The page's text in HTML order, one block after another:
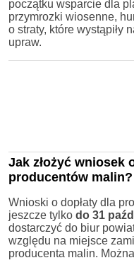
początku wsparcie dla
przymrozki wiosenne,
o straty, które wystąpiły
upraw.
Jak złożyć wniosek
producentów malin?
Wnioski o dopłaty dla
jeszcze tylko do 31
dostarczyć do biur
względu na miejsce
producenta malin.